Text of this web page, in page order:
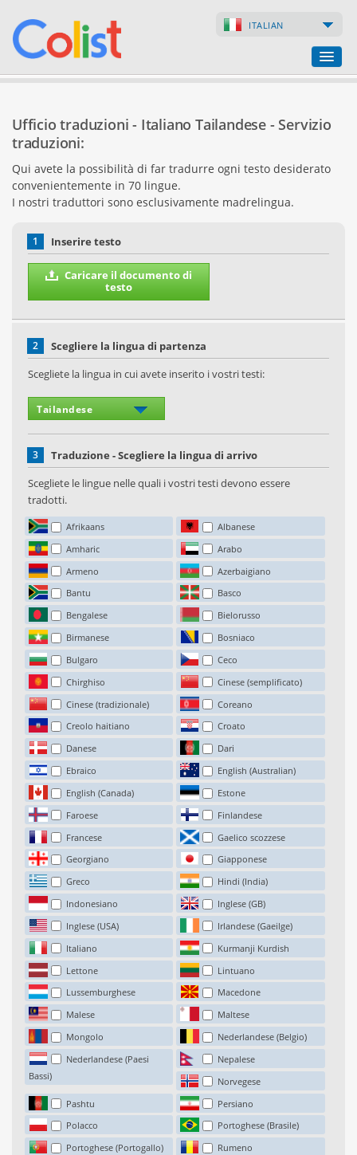
ITALIAN
Lista delle aziende
Pagine web
Negozi online
Ufficio traduzioni - Italiano Tailandese - Servizio
traduzioni:
Qui avete la possibilità di far tradurre ogni testo desiderato
convenientemente in 70 lingue.
I nostri traduttori sono esclusivamente madrelingua.
1 Inserire testo
Caricare il documento di
testo
2
Scegliere la lingua di partenza
Scegliete la lingua in cui avete inserito i vostri testi:
3
Traduzione - Scegliere la lingua di arrivo
Scegliete le lingue nelle quali i vostri testi devono essere
tradotti.
Afrikaans
Albanese
Amharic
Arabo
Armeno
Azerbaigiano
Bantu
Basco
Bengalese
Bielorusso
Birmanese
Bosniaco
Bulgaro
Ceco
Chirghiso
Cinese (semplificato)
Cinese (tradizionale)
Coreano
Creolo haitiano
Croato
Danese
Dari
Ebraico
English (Australian)
English (Canada)
Estone
Faroese
Finlandese
Francese
Gaelico scozzese
Georgiano
Giapponese
Greco
Hindi (India)
Indonesiano
Inglese (GB)
Inglese (USA)
Irlandese (Gaeilge)
Italiano
Kurmanji Kurdish
Lettone
Lintuano
Lussemburghese
Macedone
Malese
Maltese
Mongolo
Nederlandese (Belgio)
Nederlandese (Paesi
Bassi)
Nepalese
Norvegese
Pashtu
Persiano
Polacco
Portoghese (Brasile)
Portoghese (Portogallo)
Rumeno